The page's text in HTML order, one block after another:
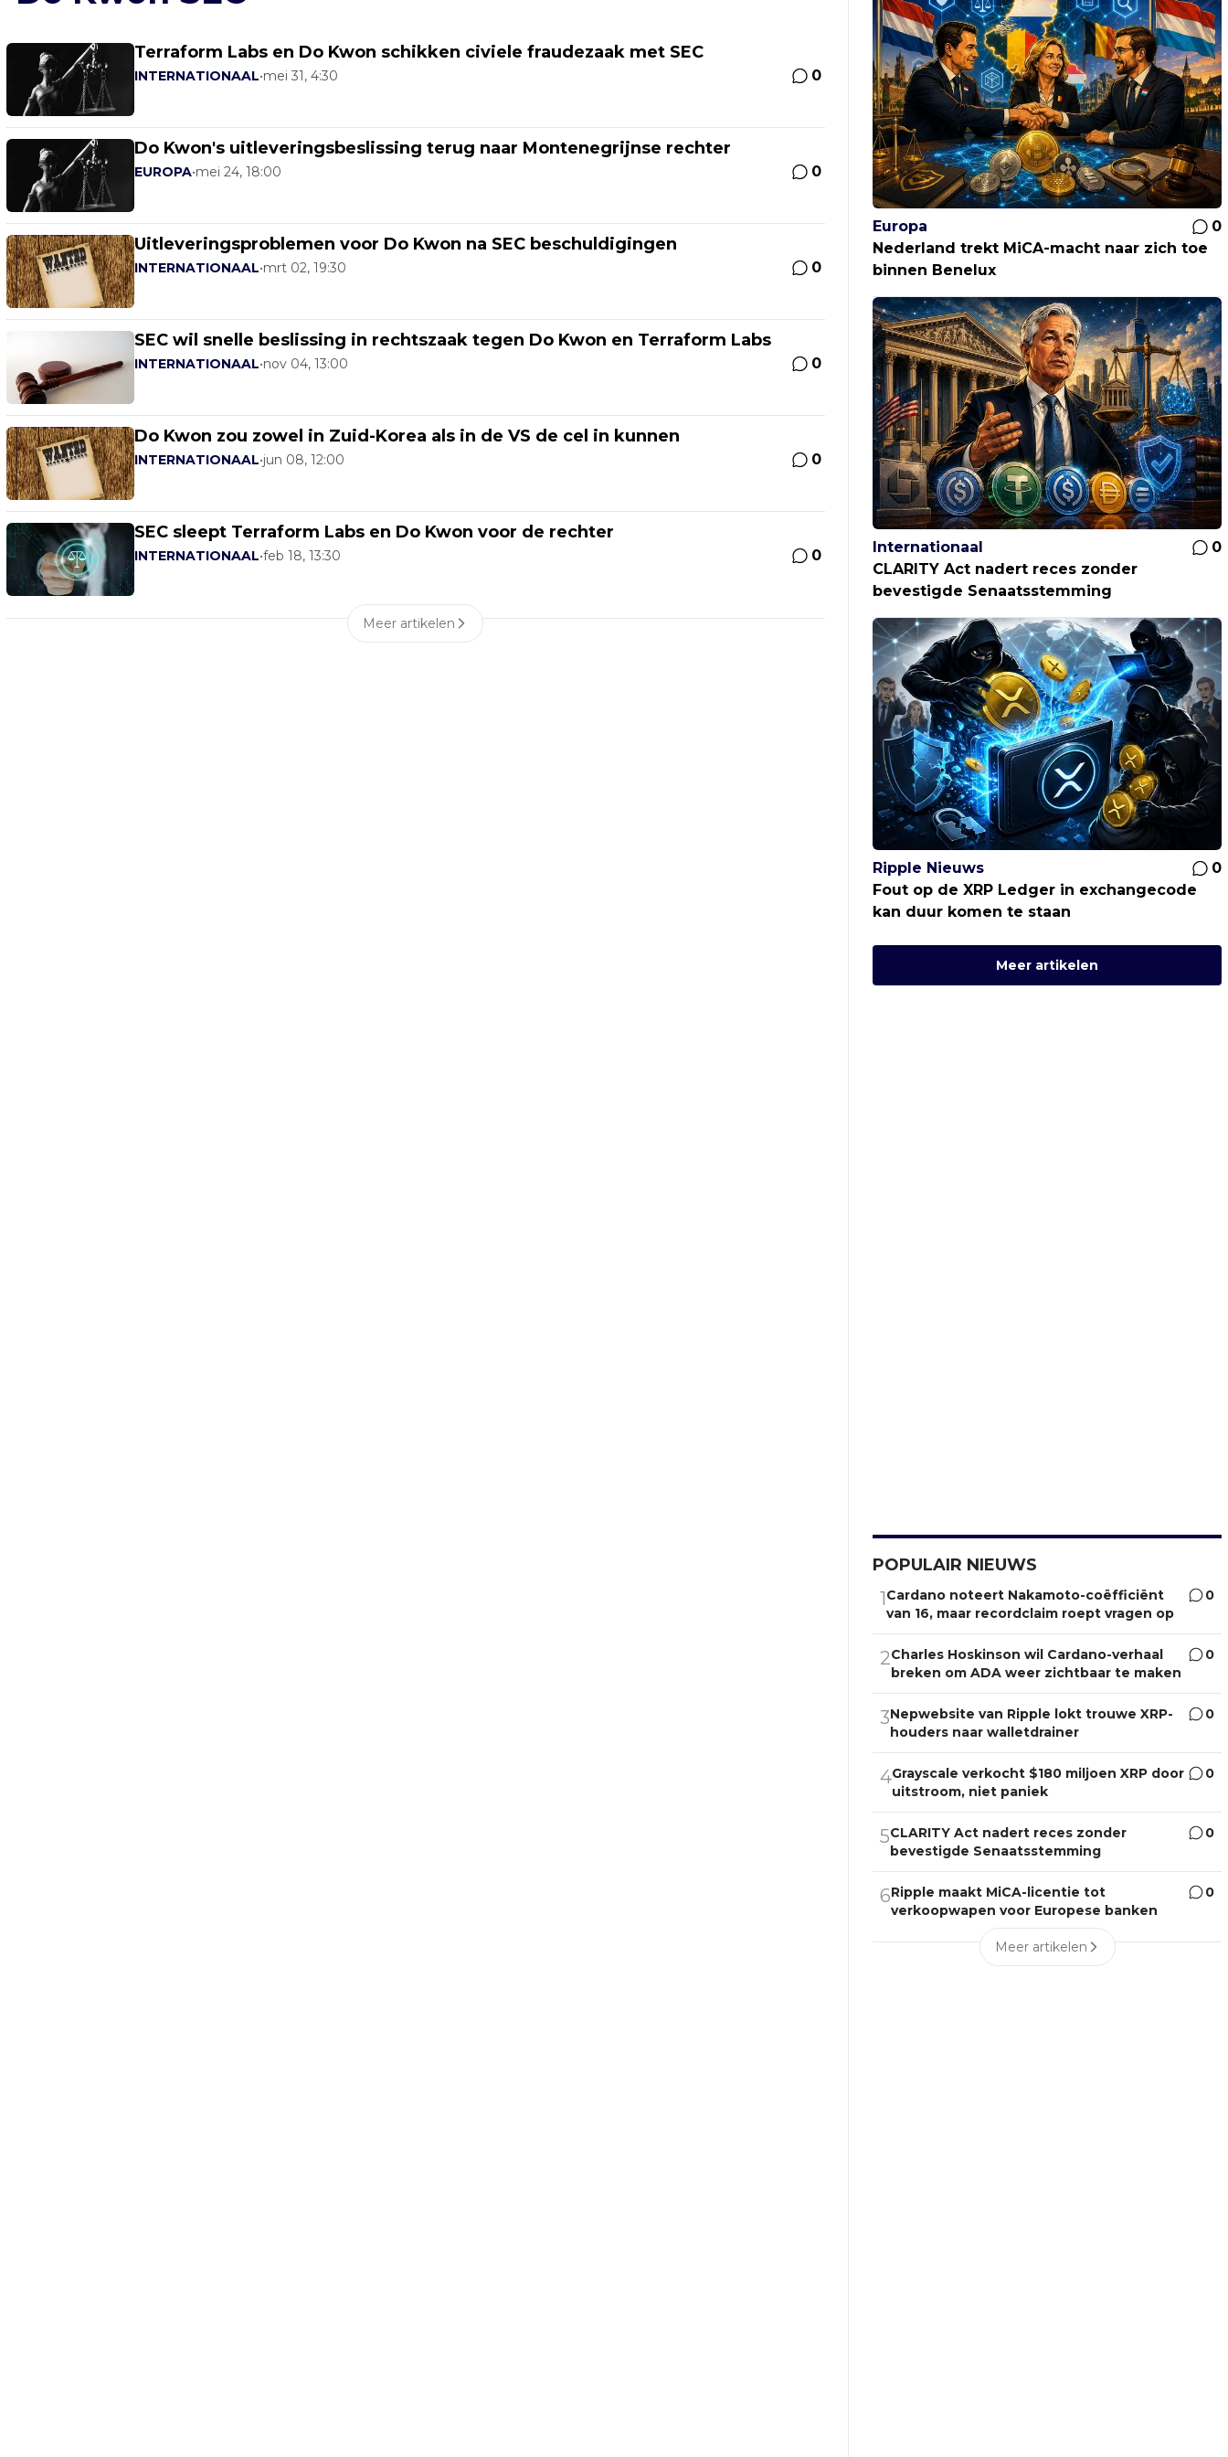
Terraform Labs en Do Kwon schikken civiele fraudezaak met SEC
INTERNATIONAAL•mei 31, 4:30 0
Do Kwon's uitleveringsbeslissing terug naar Montenegrijnse rechter
EUROPA•mei 24, 18:00 0
Uitleveringsproblemen voor Do Kwon na SEC beschuldigingen
INTERNATIONAAL•mrt 02, 19:30 0
SEC wil snelle beslissing in rechtszaak tegen Do Kwon en Terraform Labs
INTERNATIONAAL•nov 04, 13:00 0
Do Kwon zou zowel in Zuid-Korea als in de VS de cel in kunnen
INTERNATIONAAL•jun 08, 12:00 0
SEC sleept Terraform Labs en Do Kwon voor de rechter
INTERNATIONAAL•feb 18, 13:30 0
Meer artikelen
Europa
0
Nederland trekt MiCA-macht naar zich toe
binnen Benelux
Internationaal
0
CLARITY Act nadert reces zonder
bevestigde Senaatsstemming
Ripple Nieuws
0
Fout op de XRP Ledger in exchangecode
kan duur komen te staan
Meer artikelen
POPULAIR NIEUWS
1Cardano noteert Nakamoto-coëfficiënt
van 16, maar recordclaim roept vragen op
0
2Charles Hoskinson wil Cardano-verhaal
breken om ADA weer zichtbaar te maken
0
3Nepwebsite van Ripple lokt trouwe XRP-
houders naar walletdrainer
0
4Grayscale verkocht $180 miljoen XRP door
uitstroom, niet paniek
0
5CLARITY Act nadert reces zonder
bevestigde Senaatsstemming
0
6Ripple maakt MiCA-licentie tot
verkoopwapen voor Europese banken
0
Meer artikelen